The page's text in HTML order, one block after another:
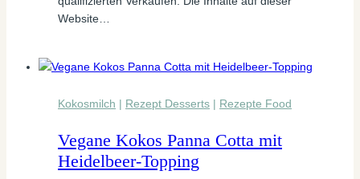
Website…
Kokosmilch | Rezept Desserts | Rezepte Food
Vegane Kokos Panna Cotta mit
Heidelbeer-Topping